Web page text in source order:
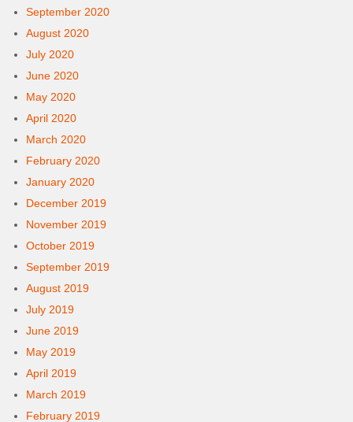
September 2020
August 2020
July 2020
June 2020
May 2020
April 2020
March 2020
February 2020
January 2020
December 2019
November 2019
October 2019
September 2019
August 2019
July 2019
June 2019
May 2019
April 2019
March 2019
February 2019